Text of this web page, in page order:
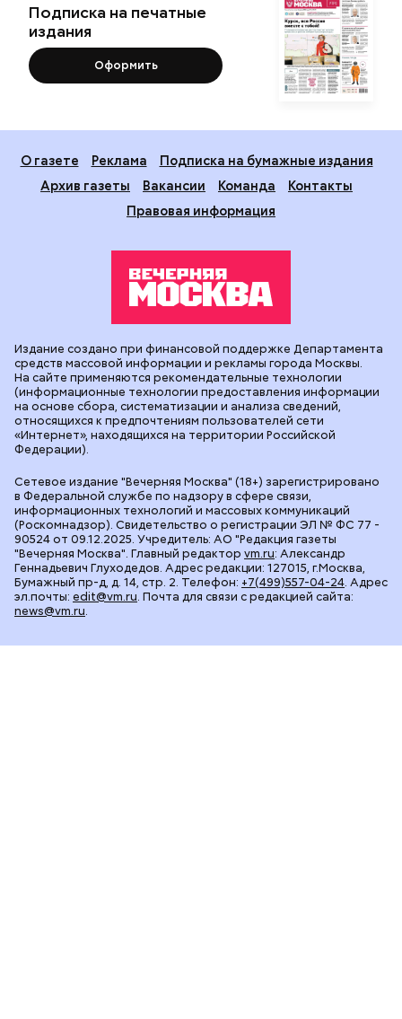
Подписка на печатные
издания
Оформить
О газете Реклама
Подписка на бумажные издания
Архив газеты
Вакансии Команда
Контакты
Правовая информация
Сетевое издание "Вечерняя Москва" (18+) зарегистрировано
в Федеральной службе по надзору в сфере связи,
информационных технологий и массовых коммуникаций
(Роскомнадзор). Свидетельство о регистрации ЭЛ № ФС 77 -
90524 от 09.12.2025. Учредитель: АО "Редакция газеты
"Вечерняя Москва". Главный редактор vm.ru: Александр
Геннадьевич Глуходедов. Адрес редакции: 127015, г.Москва,
Бумажный пр-д, д. 14, стр. 2. Телефон: +7(499)557-04-24. Адрес
эл.почты: edit@vm.ru. Почта для связи с редакцией сайта:
news@vm.ru.
Издание создано при финансовой поддержке Департамента
средств массовой информации и рекламы города Москвы.
На сайте применяются рекомендательные технологии
(информационные технологии предоставления информации
на основе сбора, систематизации и анализа сведений,
относящихся к предпочтениям пользователей сети
«Интернет», находящихся на территории Российской
Федерации).